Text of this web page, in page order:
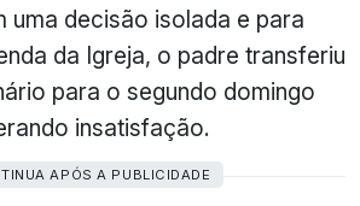
uma decisão isolada e para
da Igreja, o padre transferiu
para o segundo domingo
insatisfação.
APÓS A PUBLICIDADE